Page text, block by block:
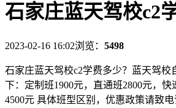
石家庄蓝天驾校c2
2023-02-16 16:02浏览： 5498
石家庄蓝天驾校c2学费多少？蓝天驾校
下：定制班1900元，直通班2800元，快
4500元 具体班型区别，优惠政策请致